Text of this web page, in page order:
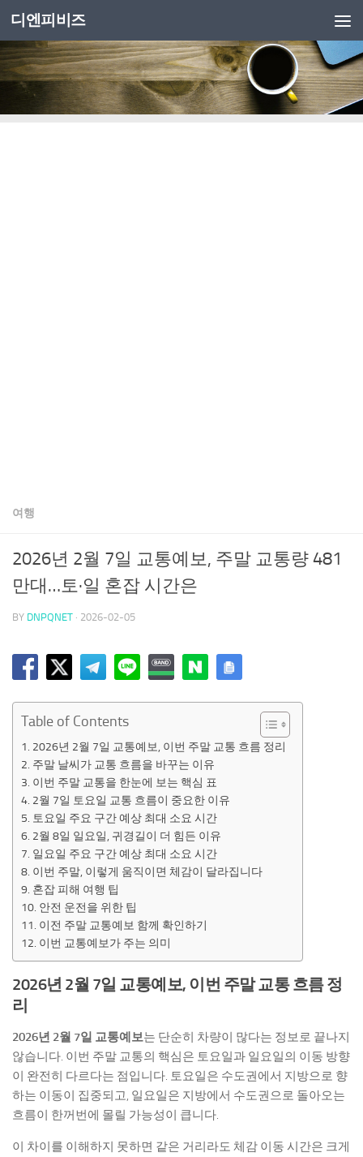
Skip to content
디엔피비즈
여행
2026년 2월 7일 교통예보, 주말 교통량 481
만대…토·일 혼잡 시간은
BY DNPQNET · 2026-02-05
Table of Contents
2026년 2월 7일 교통예보, 이번 주말 교통 흐름 정리
주말 날씨가 교통 흐름을 바꾸는 이유
이번 주말 교통을 한눈에 보는 핵심 표
2월 7일 토요일 교통 흐름이 중요한 이유
토요일 주요 구간 예상 최대 소요 시간
2월 8일 일요일, 귀경길이 더 힘든 이유
일요일 주요 구간 예상 최대 소요 시간
이번 주말, 이렇게 움직이면 체감이 달라집니다
혼잡 피해 여행 팁
안전 운전을 위한 팁
이전 주말 교통예보 함께 확인하기
이번 교통예보가 주는 의미
2026년 2월 7일 교통예보, 이번 주말 교통 흐름 정
리
2026년 2월 7일 교통예보는 단순히 차량이 많다는 정보로 끝나지
않습니다. 이번 주말 교통의 핵심은 토요일과 일요일의 이동 방향
이 완전히 다르다는 점입니다. 토요일은 수도권에서 지방으로 향
하는 이동이 집중되고, 일요일은 지방에서 수도권으로 돌아오는
흐름이 한꺼번에 몰릴 가능성이 큽니다.
이 차이를 이해하지 못하면 같은 거리라도 체감 이동 시간은 크게